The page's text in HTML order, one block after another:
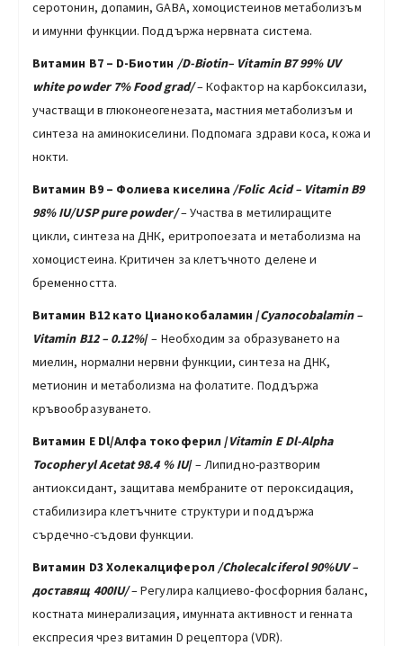
серотонин, допамин, GABA, хомоцистеинов метаболизъм
и имунни функции. Поддържа нервната система.
Витамин В7 – D-Биотин /D-Biotin– Vitamin B7 99%UV
white powder 7% Food grad/– Кофактор на карбоксилази,
участващи в глюконеогенезата, мастния метаболизъм и
синтеза на аминокиселини. Подпомага здрави коса, кожа и
нокти.
Витамин В9 – Фолиева киселина /Folic Acid – Vitamin B9
98% IU/USP pure powder/– Участва в метилиращите
цикли, синтеза на ДНК, еритропоезата и метаболизма на
хомоцистеина. Критичен за клетъчното делене и
бременността.
Витамин В12 като Цианокобаламин /Cyanocobalamin –
Vitamin B12 – 0.12%/– Необходим за образуването на
миелин, нормални нервни функции, синтеза на ДНК,
метионин и метаболизма на фолатите. Поддържа
кръвообразуването.
Витамин Е Dl/Алфа токоферил /Vitamin E Dl-Alpha
TocopherylAcetat 98.4 % IU/– Липидно-разтворим
антиоксидант, защитава мембраните от пероксидация,
стабилизира клетъчните структури и поддържа
сърдечно-съдови функции.
Витамин D3 Холекалциферол /Cholecalciferol 90%UV –
доставящ 400IU/– Регулира калциево-фосфорния баланс,
костната минерализация, имунната активност и генната
експресия чрез витамин D рецептора (VDR).